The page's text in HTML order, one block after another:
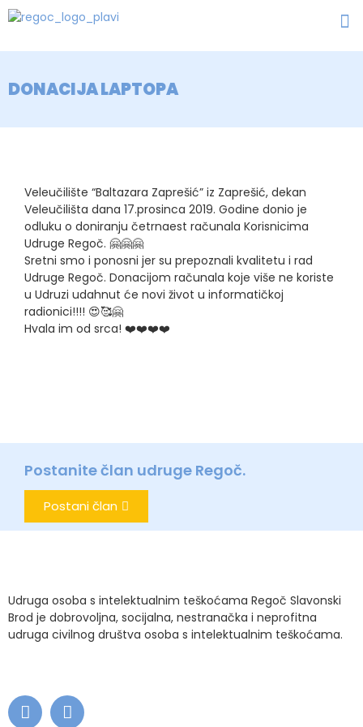
DONACIJA LAPTOPA
Veleučilište “Baltazara Zaprešić” iz Zaprešić, dekan
Veleučilišta dana 17.prosinca 2019. Godine donio je
odluku o doniranju četrnaest računala Korisnicima
Udruge Regoč. 🤗🤗🤗
Sretni smo i ponosni jer su prepoznali kvalitetu i rad
Udruge Regoč. Donacijom računala koje više ne koriste
u Udruzi udahnut će novi život u informatičkoj
radionici!!!! 😍🥰🤗
Hvala im od srca! ❤️❤️❤️❤️
Postanite član udruge Regoč.
Postani član
Udruga osoba s intelektualnim teškoćama Regoč Slavonski
Brod je dobrovoljna, socijalna, nestranačka i neprofitna
udruga civilnog društva osoba s intelektualnim teškoćama.